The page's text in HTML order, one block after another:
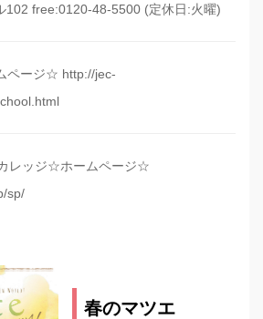
102 free:0120-48-5500 (定休日:火曜)
ページ☆ http://jec-
レッジ☆ホームページ☆
sp/
春のマツエ